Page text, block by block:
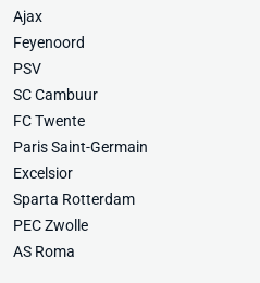
Ajax
Feyenoord
PSV
SC Cambuur
FC Twente
Paris Saint-Germain
Excelsior
Sparta Rotterdam
PEC Zwolle
AS Roma